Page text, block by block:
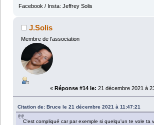
Facebook / Insta: Jeffrey Solis
J.Solis
Membre de l'association
« Réponse #14 le: 21 décembre 2021 à
Citation de: Bruce le 21 décembre 2021 à 11:47:21
C'est compliqué car par exemple si quelqu'un te vole ta